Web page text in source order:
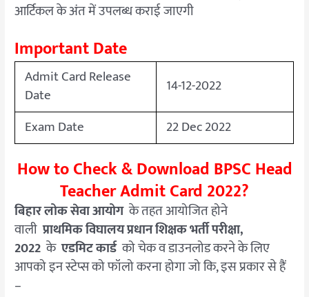
आर्टिकल के अंत में उपलब्ध कराई जाएगी
Important Date
Admit Card Release
Date
14-12-2022
Exam Date
22 Dec 2022
How to Check & Download BPSC Head
Teacher Admit Card 2022?
बिहार लोक सेवा आयोगके तहत आयोजित होने
वाली प्राथमिक विघालय प्रधान शिक्षक भर्ती परीक्षा,
2022 केएडमिट कार्डको चेक व डाउनलोड करने के लिए
आपको इन स्टेप्स को फॉलो करना होगा जो कि, इस प्रकार से हैं
–